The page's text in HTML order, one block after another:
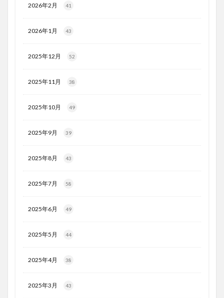
2026年2月 41
2026年1月 43
2025年12月 52
2025年11月 38
2025年10月 49
2025年9月 39
2025年8月 43
2025年7月 58
2025年6月 49
2025年5月 44
2025年4月 38
2025年3月 43